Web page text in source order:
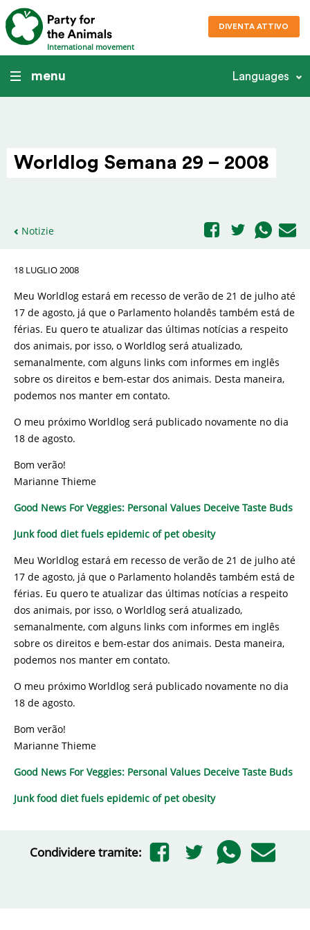
International movement
DIVENTA ATTIVO
menu Languages
Worldlog Semana 29 – 2008
Notizie
18 LUGLIO 2008
Meu Worldlog estará em recesso de verão de 21 de julho até
17 de agosto, já que o Parlamento holandês também está de
férias. Eu quero te atualizar das últimas notícias a respeito
dos animais, por isso, o Worldlog será atualizado,
semanalmente, com alguns links com informes em inglês
sobre os direitos e bem-estar dos animais. Desta maneira,
podemos nos manter em contato.
O meu próximo Worldlog será publicado novamente no dia
18 de agosto.
Bom verão!
Marianne Thieme
Good News For Veggies: Personal Values Deceive Taste Buds
Junk food diet fuels epidemic of pet obesity
Meu Worldlog estará em recesso de verão de 21 de julho até
17 de agosto, já que o Parlamento holandês também está de
férias. Eu quero te atualizar das últimas notícias a respeito
dos animais, por isso, o Worldlog será atualizado,
semanalmente, com alguns links com informes em inglês
sobre os direitos e bem-estar dos animais. Desta maneira,
podemos nos manter em contato.
O meu próximo Worldlog será publicado novamente no dia
18 de agosto.
Bom verão!
Marianne Thieme
Good News For Veggies: Personal Values Deceive Taste Buds
Junk food diet fuels epidemic of pet obesity
Condividere tramite: